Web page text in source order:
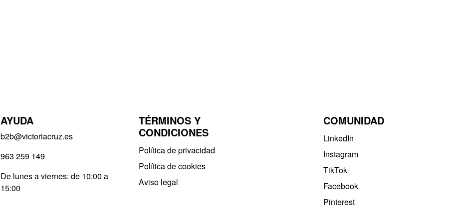
TÉRMINOS Y
CONDICIONES
Política de privacidad​
Política de cookies
Aviso legal
AYUDA
b2b@victoriacruz.es
963 259 149
De lunes a viernes: de 10:00 a
15:00
COMUNIDAD
LinkedIn
Instagram
TikTok
Facebook
Pinterest